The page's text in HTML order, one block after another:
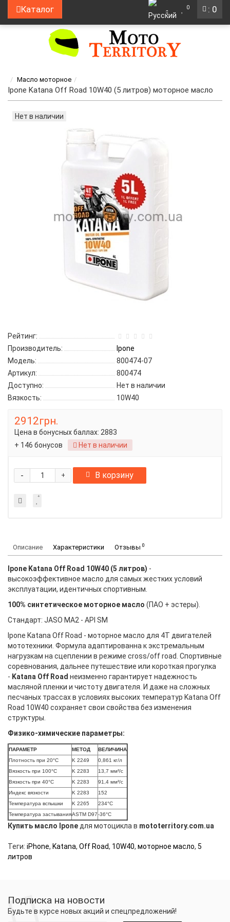
: 0
Каталог 0
Масло моторное
Ipone Katana Off Road 10W40 (5 литров) моторное масло
Нет в наличии
Рейтинг:
Производитель:
Ipone
Модель:
800474-07
Артикул:
800474
Доступно:
Нет в наличии
Вязкость:
10W40
2912грн.
Цена в бонусных баллах: 2883
+ 146 бонусов
Нет в наличии
+
- В корзину
Описание Характеристики Отзывы 0
Ipone Katana Off Road 10W40 (5 литров) -
высокоэффективное масло для самых жестких условий
эксплуатации, идентичных спортивным.
100% синтетическое моторное масло (ПАО + эстеры).
Стандарт: JASO MA2 - API SМ
Ipone Katana Off Road - моторное масло для 4Т двигателей
мототехники. Формула адаптированна к экстремальным
нагрузкам на сцеплении в режиме cross/off road. Спортивные
соревнования, дальнее путешествие или короткая прогулка
- Katana Off Road неизменно гарантирует надежность
масляной пленки и чистоту двигателя. И даже на сложных
песчаных трассах в условиях высоких температур Katana Off
Road 10W40 сохраняет свои свойства без изменения
структуры.
Физико-химические параметры:
ПАРАМЕТР МЕТОД
ВЕЛИЧИНА
Плотность при 20°C
K 2249
0,861 кг/л
Вязкость при 100°C
K 2283
13,7 мм²/c
Вязкость при 40°C
K 2283
91,4 мм²/c
Индекс вязкости
K 2283
152
Температура вспышки
K 2265
234°C
Температура застыванияASTM D97-36°C
Купить масло Ipone для мотоцикла в mototerritory.com.ua
Теги: iPhone, Katana, Off Road, 10W40, моторное масло, 5
литров
Подписка на новости
Будьте в курсе новых акций и спецпредложений!